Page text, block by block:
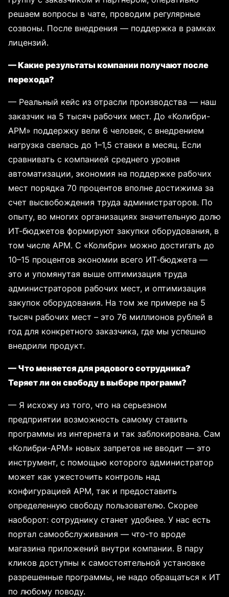
решаем вопросы в чате, проводим регулярные
созвоны. После внедрения — поддержка в рамках
лицензий.
— Какие результаты компании получают после
перехода?
— Реальный кейс из отрасли производства — наш
заказчик на 5 тысяч рабочих мест. До «Колибри-
АРМ» поддержку вели 6 человек, с внедрением
нагрузка свелась до 1–1,5 ставки в месяц. Если
сравнивать с компанией среднего уровня
автоматизации, экономия на поддержке рабочих
мест порядка 70 процентов вполне достижима за
счет высвобождения труда администраторов. По
опыту, во многих организациях значительную долю
ИТ-бюджетов формируют закупки оборудования, в
том числе АРМ. С «Колибри» можно достигать до
10–15 процентов экономии всего ИТ-бюджета —
это и упомянутая выше оптимизация труда
администраторов рабочих мест, и оптимизация
закупок оборудования. На том же примере на 5
тысяч рабочих мест – это 76 миллионов рублей в
год для конкретного заказчика, где мы успешно
внедрили продукт.
— Что меняется для рядового сотрудника?
Теряет ли он свободу в выборе программ?
— Я исхожу из того, что на серьезном
предприятии возможность самому ставить
программы из интернета и так заблокирована. Сам
«Колибри-АРМ» новых запретов не вводит — это
инструмент, с помощью которого администратор
может как ужесточить контроль над
конфигурацией АРМ, так и предоставить
определенную свободу пользователю. Скорее
наоборот: сотруднику станет удобнее. У нас есть
портал самообслуживания — что-то вроде
магазина приложений внутри компании. В пару
кликов доступны к самостоятельной установке
разрешенные программы, не надо обращаться к ИТ
по любому поводу.